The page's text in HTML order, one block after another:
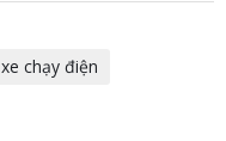
xe chạy điện